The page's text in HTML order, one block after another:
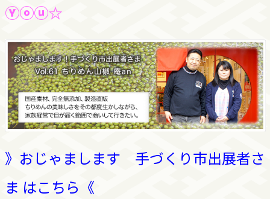
Ⓨⓞⓤ☆
》おじゃまします 手づくり市出展者さ
ま はこちら《